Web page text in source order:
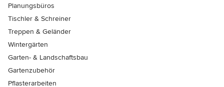
Planungsbüros
Tischler & Schreiner
Treppen & Geländer
Wintergärten
Garten- & Landschaftsbau
Gartenzubehör
Pflasterarbeiten